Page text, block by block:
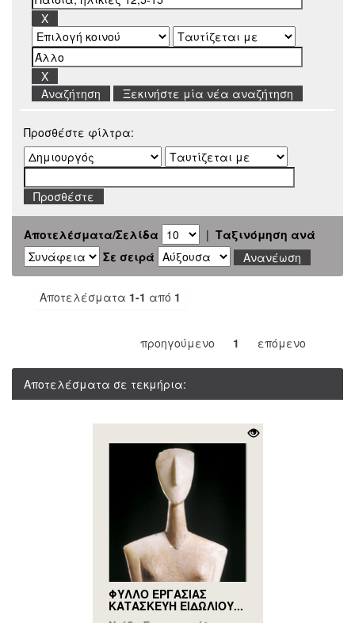
Ξεκινήστε μία νέα αναζήτηση
Προσθέστε φίλτρα:
Αποτελέσματα/Σελίδα | Ταξινόμηση ανά
Σε σειρά
Αποτελέσματα 1-1 από 1
προηγούμενο 1 επόμενο
Αποτελέσματα σε τεκμήρια:
ΦΥΛΛΟ ΕΡΓΑΣΙΑΣ
ΚΑΤΑΣΚΕΥΗ ΕΙΔΩΛΙΟΥ...